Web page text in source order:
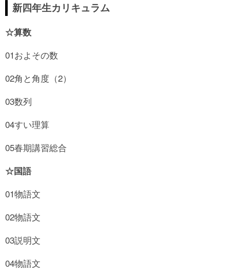
新四年生カリキュラム
☆算数
01およその数
02角と角度（2）
03数列
04すい理算
05春期講習総合
☆国語
01物語文
02物語文
03説明文
04物語文